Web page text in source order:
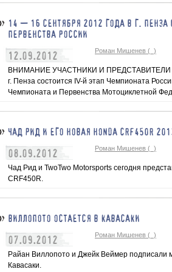
14 — 16 СЕНТЯБРЯ 2012 ГОДА В Г. ПЕНЗА
ПЕРВЕНСТВА РОССИИ
12.09.2012 Роман Мишенев (_)
ВНИМАНИЕ УЧАСТНИКИ И ПРЕДСТАВИТЕЛИ
г. Пенза состоится IV-й этап Чемпионата
Чемпионата и Первенства Мотоциклетной
ЧАД РИД И ЕГО НОВАЯ HONDA CRF450R
08.09.2012 Роман Мишенев (_)
Чад Рид и TwoTwo Motorsports сегодня
CRF450R.
ВИЛЛОПОТО ОСТАЕТСЯ В КАВАСАКИ
07.09.2012 Роман Мишенев (_)
Райан Виллопото и Джейк Веймер подписали
Кавасаки.